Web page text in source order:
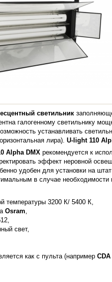
светильник
галогенному светильнику
устанавливать
лира). U-light 110
AlphaDMX рекомендуется к
эффект неровной
удобен для установки на
в случае
температуры 3200 К/ 5400 К,
Osram,
свет,
как с пульта (например CDA